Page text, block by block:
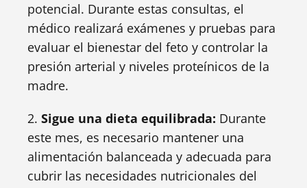
potencial. Durante estas consultas, el
médico realizará exámenes y pruebas para
evaluar el bienestar del feto y controlar la
presión arterial y niveles proteínicos de la
madre.
2. Sigue una dieta equilibrada: Durante
este mes, es necesario mantener una
alimentación balanceada y adecuada para
cubrir las necesidades nutricionales del